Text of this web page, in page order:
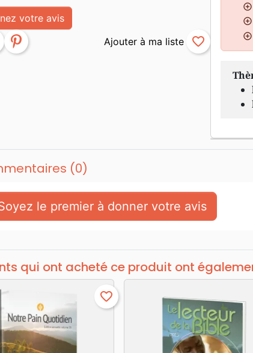
votre avis
pinterest favorite_border
(0)
le premier à donner votre avis
qui ont acheté ce produit ont
favorite_border